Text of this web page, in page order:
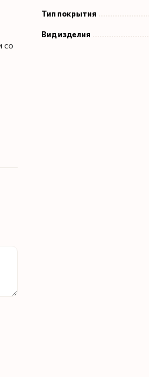
со
Тип покрытия
Вид изделия